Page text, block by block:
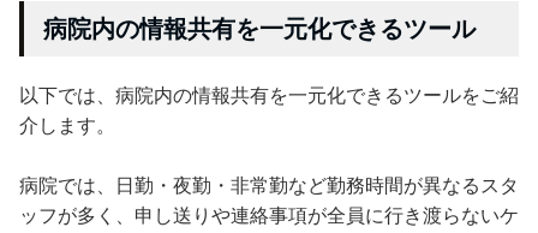
病院内の情報共有を一元化できるツール
以下では、病院内の情報共有を一元化できるツールをご紹
介します。
病院では、日勤・夜勤・非常勤など勤務時間が異なるスタ
ッフが多く、申し送りや連絡事項が全員に行き渡らないケ